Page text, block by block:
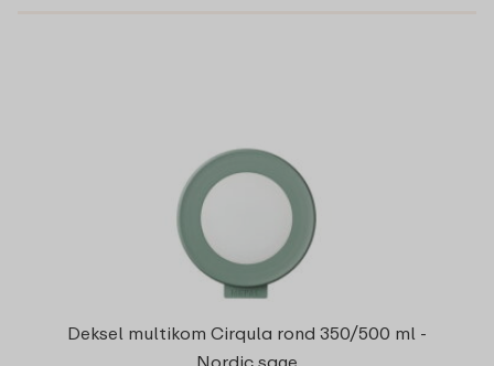
Deksel multikom Cirqula rond 350/500 ml -
Nordic sage